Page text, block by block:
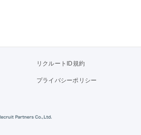
リクルートID規約
プライバシーポリシー